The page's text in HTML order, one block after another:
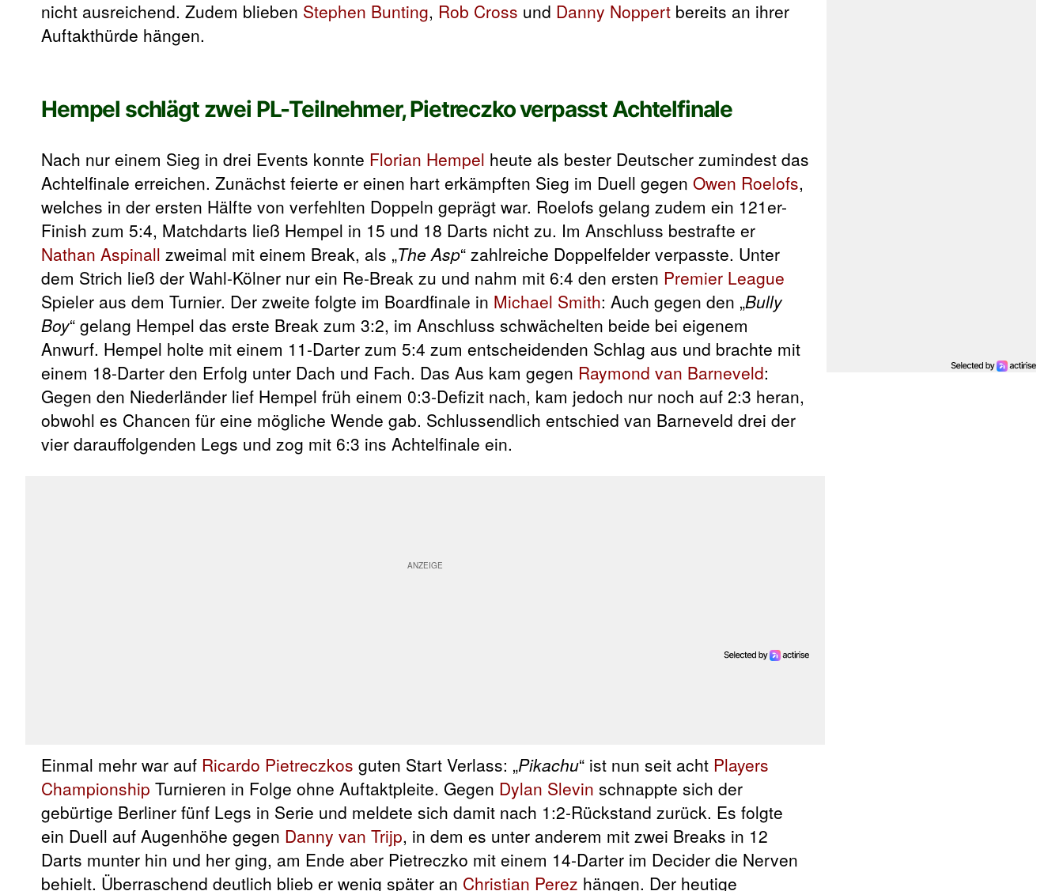
nicht ausreichend. Zudem blieben Stephen Bunting, Rob Cross und Danny Noppert bereits an ihrer
Auftakthürde hängen.
Hempel schlägt zwei PL-Teilnehmer, Pietreczko verpasst Achtelfinale
Nach nur einem Sieg in drei Events konnte Florian Hempel heute als bester Deutscher zumindest das
Achtelfinale erreichen. Zunächst feierte er einen hart erkämpften Sieg im Duell gegen Owen Roelofs,
welches in der ersten Hälfte von verfehlten Doppeln geprägt war. Roelofs gelang zudem ein 121er-
Finish zum 5:4, Matchdarts ließ Hempel in 15 und 18 Darts nicht zu. Im Anschluss bestrafte er
Nathan Aspinall zweimal mit einem Break, als „The Asp“ zahlreiche Doppelfelder verpasste. Unter
dem Strich ließ der Wahl-Kölner nur ein Re-Break zu und nahm mit 6:4 den ersten Premier League
Spieler aus dem Turnier. Der zweite folgte im Boardfinale in Michael Smith: Auch gegen den „Bully
Boy“ gelang Hempel das erste Break zum 3:2, im Anschluss schwächelten beide bei eigenem
Anwurf. Hempel holte mit einem 11-Darter zum 5:4 zum entscheidenden Schlag aus und brachte mit
einem 18-Darter den Erfolg unter Dach und Fach. Das Aus kam gegen Raymond van Barneveld:
Gegen den Niederländer lief Hempel früh einem 0:3-Defizit nach, kam jedoch nur noch auf 2:3 heran,
obwohl es Chancen für eine mögliche Wende gab. Schlussendlich entschied van Barneveld drei der
vier darauffolgenden Legs und zog mit 6:3 ins Achtelfinale ein.
Einmal mehr war auf Ricardo Pietreczkos guten Start Verlass: „Pikachu“ ist nun seit acht Players
Championship Turnieren in Folge ohne Auftaktpleite. Gegen Dylan Slevin schnappte sich der
gebürtige Berliner fünf Legs in Serie und meldete sich damit nach 1:2-Rückstand zurück. Es folgte
ein Duell auf Augenhöhe gegen Danny van Trijp, in dem es unter anderem mit zwei Breaks in 12
Darts munter hin und her ging, am Ende aber Pietreczko mit einem 14-Darter im Decider die Nerven
behielt. Überraschend deutlich blieb er wenig später an Christian Perez hängen. Der heutige